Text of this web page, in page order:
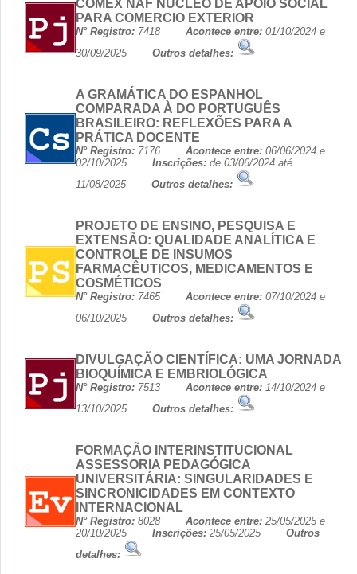
COMEX NAF NÚCLEO DE APOIO SOCIAL
PARA COMERCIO EXTERIOR
N° Registro: 7418 Acontece entre: 01/10/2024 e
30/09/2025 Outros detalhes:
A GRAMÁTICA DO ESPANHOL
COMPARADA À DO PORTUGUÊS
BRASILEIRO: REFLEXÕES PARA A
PRÁTICA DOCENTE
N° Registro: 7176 Acontece entre: 06/06/2024 e
02/10/2025 Inscrições: de 03/06/2024 até
11/08/2025 Outros detalhes:
PROJETO DE ENSINO, PESQUISA E
EXTENSÃO: QUALIDADE ANALÍTICA E
CONTROLE DE INSUMOS
FARMACÊUTICOS, MEDICAMENTOS E
COSMÉTICOS
N° Registro: 7465 Acontece entre: 07/10/2024 e
06/10/2025 Outros detalhes:
DIVULGAÇÃO CIENTÍFICA: UMA JORNADA
BIOQUÍMICA E EMBRIOLÓGICA
N° Registro: 7513 Acontece entre: 14/10/2024 e
13/10/2025 Outros detalhes:
FORMAÇÃO INTERINSTITUCIONAL
ASSESSORIA PEDAGÓGICA
UNIVERSITÁRIA: SINGULARIDADES E
SINCRONICIDADES EM CONTEXTO
INTERNACIONAL
N° Registro: 8028 Acontece entre: 25/05/2025 e
20/10/2025 Inscrições: 25/05/2025 Outros
detalhes: